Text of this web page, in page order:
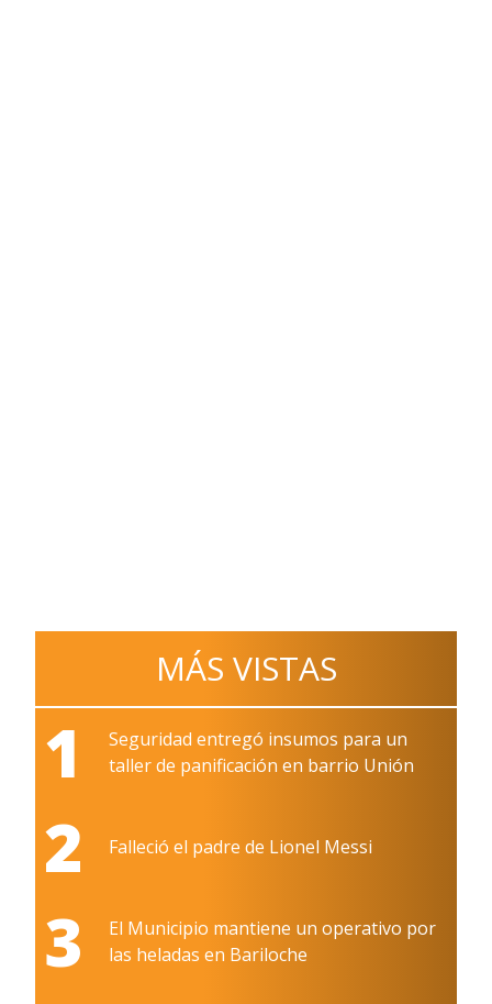
MÁS VISTAS
1
Seguridad entregó insumos para un
taller de panificación en barrio Unión
2 Falleció el padre de Lionel Messi
3
El Municipio mantiene un operativo por
las heladas en Bariloche